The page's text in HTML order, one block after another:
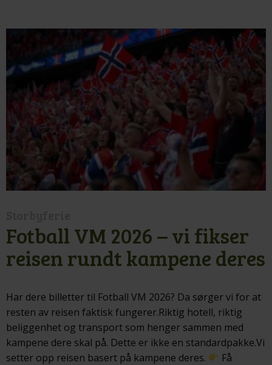
Fotball VM 2026 – vi fikser
reisen rundt kampene deres
Har dere billetter til Fotball VM 2026? Da sørger vi for at
resten av reisen faktisk fungerer.Riktig hotell, riktig
beliggenhet og transport som henger sammen med
kampene dere skal på. Dette er ikke en standardpakke.Vi
setter opp reisen basert på kampene deres.
Få